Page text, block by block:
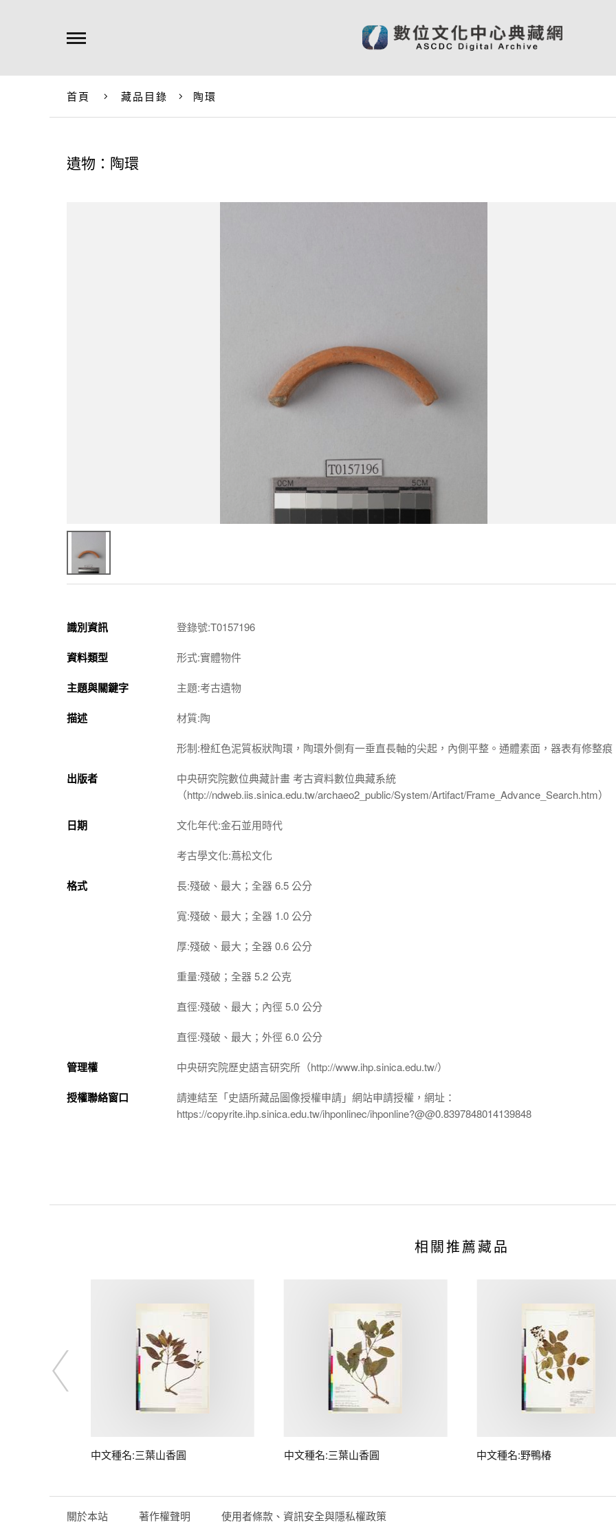
首頁 藏品目錄 陶環
遺物：陶環
識別資訊 登錄號:T0157196
資料類型 形式:實體物件
主題與關鍵字 主題:考古遺物
描述 材質:陶
形制:橙紅色泥質板狀陶環，陶環外側有一垂直長軸的尖起，內側平整。通體素面，器表有修整痕
出版者
中央研究院數位典藏計畫 考古資料數位典藏系統
（http://ndweb.iis.sinica.edu.tw/archaeo2_public/System/Artifact/Frame_Advance_Search.htm）
日期 文化年代:金石並用時代
考古學文化:蔦松文化
格式 長:殘破、最大；全器 6.5 公分
寬:殘破、最大；全器 1.0 公分
厚:殘破、最大；全器 0.6 公分
重量:殘破；全器 5.2 公克
直徑:殘破、最大；內徑 5.0 公分
直徑:殘破、最大；外徑 6.0 公分
管理權 中央研究院歷史語言研究所（http://www.ihp.sinica.edu.tw/）
授權聯絡窗口
請連結至「史語所藏品圖像授權申請」網站申請授權，網址：
https://copyrite.ihp.sinica.edu.tw/ihponlinec/ihponline?@@0.8397848014139848
相關推薦藏品
中文種名:三葉山香圓 中文種名:三葉山香圓 中文種名:野鴨椿
關於本站 著作權聲明 使用者條款、資訊安全與隱私權政策